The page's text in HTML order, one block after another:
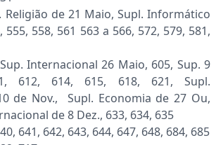
de 21 Maio, Supl. Informático
555, 558, 561 563 a 566, 572, 579, 581,
Internacional 26 Maio, 605, Sup. 9
612, 614, 615, 618, 621, Supl.
de Nov., Supl. Economia de 27 Ou,
de 8 Dez., 633, 634, 635
641, 642, 643, 644, 647, 648, 684, 685